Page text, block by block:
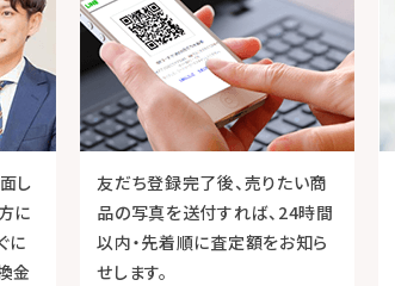
し
に
に
金
友だち登録完了後、売りたい商
品の写真を送付すれば、24時間
以内・先着順に査定額をお知ら
せします。